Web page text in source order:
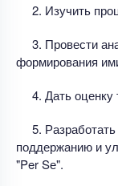
2. Изучить
3. Провести
формирования
4. Дать
5.
поддержанию и
"Per Sе".